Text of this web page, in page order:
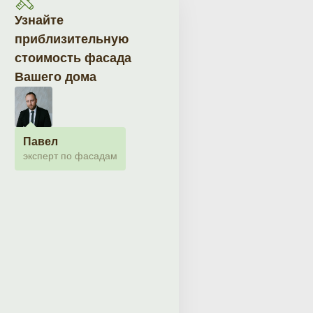
Узнайте
приблизительную
стоимость фасада
Вашего дома
Павел
эксперт по фасадам